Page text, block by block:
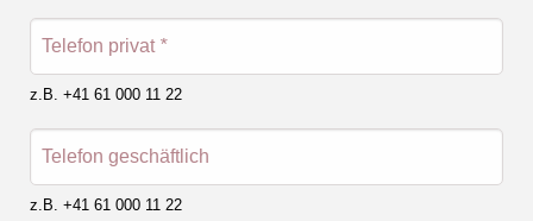
Telefon privat *
z.B. +41 61 000 11 22
Telefon geschäftlich
z.B. +41 61 000 11 22